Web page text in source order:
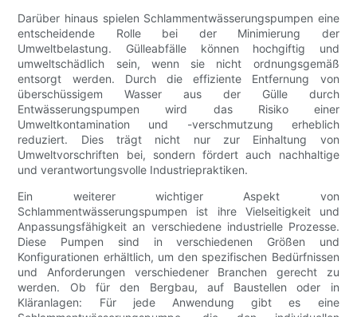
Darüber hinaus spielen Schlammentwässerungspumpen eine
entscheidende Rolle bei der Minimierung der
Umweltbelastung. Gülleabfälle können hochgiftig und
umweltschädlich sein, wenn sie nicht ordnungsgemäß
entsorgt werden. Durch die effiziente Entfernung von
überschüssigem Wasser aus der Gülle durch
Entwässerungspumpen wird das Risiko einer
Umweltkontamination und -verschmutzung erheblich
reduziert. Dies trägt nicht nur zur Einhaltung von
Umweltvorschriften bei, sondern fördert auch nachhaltige
und verantwortungsvolle Industriepraktiken.
Ein weiterer wichtiger Aspekt von
Schlammentwässerungspumpen ist ihre Vielseitigkeit und
Anpassungsfähigkeit an verschiedene industrielle Prozesse.
Diese Pumpen sind in verschiedenen Größen und
Konfigurationen erhältlich, um den spezifischen Bedürfnissen
und Anforderungen verschiedener Branchen gerecht zu
werden. Ob für den Bergbau, auf Baustellen oder in
Kläranlagen: Für jede Anwendung gibt es eine